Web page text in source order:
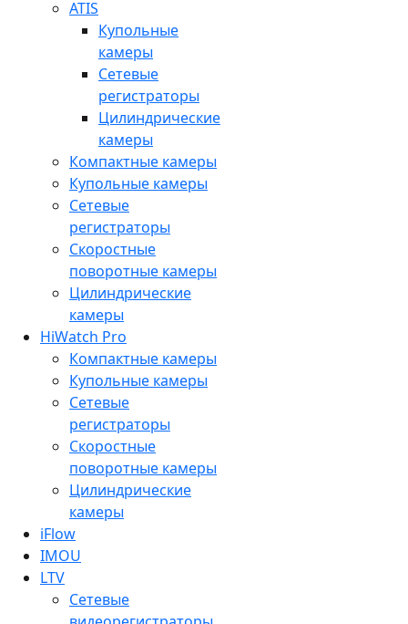
ATIS
Купольные
камеры
Сетевые
регистраторы
Цилиндрические
камеры
Компактные камеры
Купольные камеры
Сетевые
регистраторы
Скоростные
поворотные камеры
Цилиндрические
камеры
HiWatch Pro
Компактные камеры
Купольные камеры
Сетевые
регистраторы
Скоростные
поворотные камеры
Цилиндрические
камеры
iFlow
IMOU
LTV
Сетевые